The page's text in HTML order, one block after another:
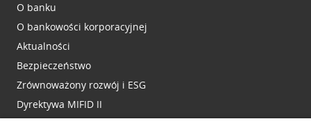
O banku
O bankowości korporacyjnej
Aktualności
Bezpieczeństwo
Zrównoważony rozwój i ESG
Dyrektywa MIFID II